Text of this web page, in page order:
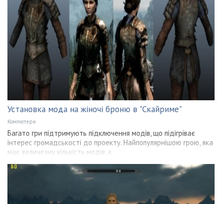
Установка мода на жіночі броню в "Скайриме"
Компютери
Багато гри підтримують підключення модів, що підігріває
інтерес громадськості до проекту. Найпопулярнішою грою, яка
має величезну кількість модів, є